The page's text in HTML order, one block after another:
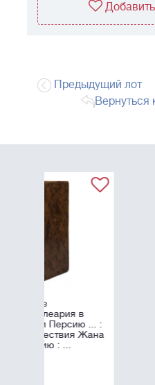
Предыдущий лот
Вернуться
[Витрувий,
архитектуре
примечаниями
Витрувий;
М. Перро. - 2-е